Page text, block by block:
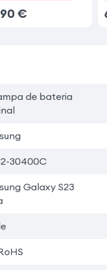
€
de bateria
30400C
Galaxy S23